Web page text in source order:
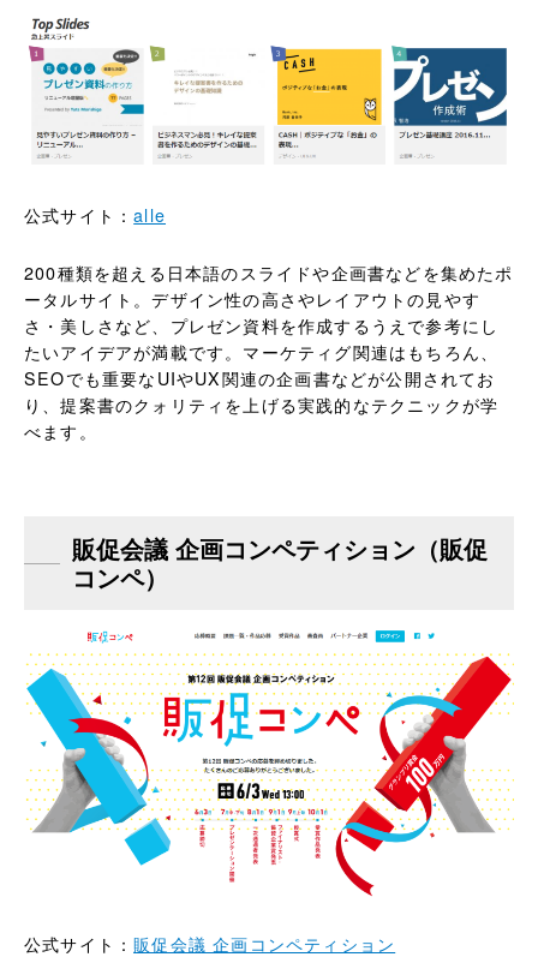
公式サイト：alle
200種類を超える日本語のスライドや企画書などを集めたポ
ータルサイト。デザイン性の高さやレイアウトの見やす
さ・美しさなど、プレゼン資料を作成するうえで参考にし
たいアイデアが満載です。マーケティグ関連はもちろん、
SEOでも重要なUIやUX関連の企画書などが公開されてお
り、提案書のクォリティを上げる実践的なテクニックが学
べます。
販促会議 企画コンペティション（販促
コンペ）
公式サイト：販促会議 企画コンペティション